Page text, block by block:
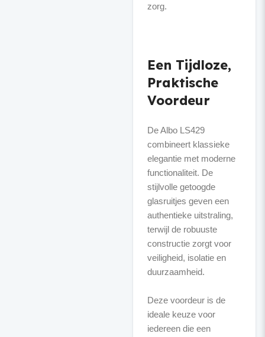
zorg.
Een Tijdloze,
Praktische
Voordeur
De Albo LS429
combineert klassieke
elegantie met moderne
functionaliteit. De
stijlvolle getoogde
glasruitjes geven een
authentieke uitstraling,
terwijl de robuuste
constructie zorgt voor
veiligheid, isolatie en
duurzaamheid.
Deze voordeur is de
ideale keuze voor
iedereen die een